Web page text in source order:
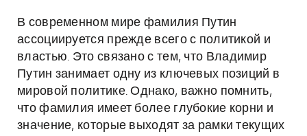
В современном мире фамилия Путин
ассоциируется прежде всего с политикой и
властью. Это связано с тем, что Владимир
Путин занимает одну из ключевых позиций в
мировой политике. Однако, важно помнить,
что фамилия имеет более глубокие корни и
значение, которые выходят за рамки текущих